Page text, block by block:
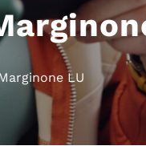
LU